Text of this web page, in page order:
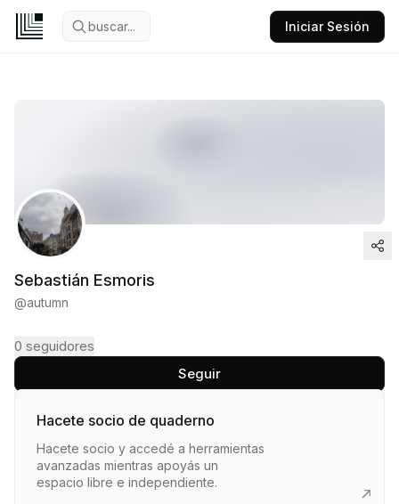
buscar... Iniciar Sesión
Sebastián Esmoris
@autumn
0 seguidores
Seguir
Hacete socio de quaderno
Hacete socio y accedé a herramientas
avanzadas mientras apoyás un
espacio libre e independiente.